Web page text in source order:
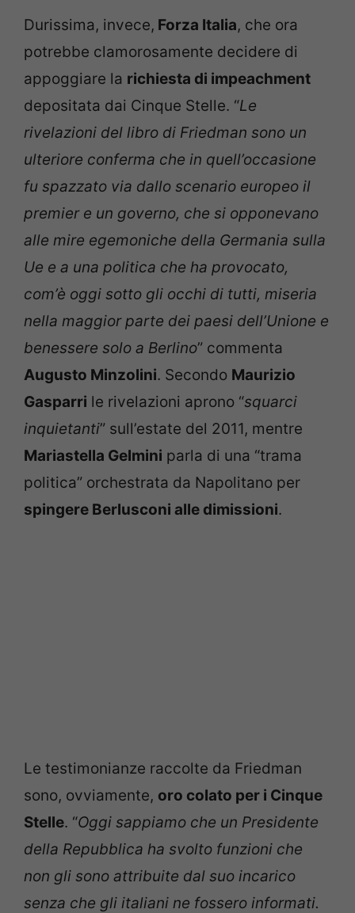
Durissima, invece, Forza Italia, che ora
potrebbe clamorosamente decidere di
appoggiare la richiesta di impeachment
depositata dai Cinque Stelle. “Le
rivelazioni del libro di Friedman sono un
ulteriore conferma che in quell’occasione
fu spazzato via dallo scenario europeo il
premier e un governo, che si opponevano
alle mire egemoniche della Germania sulla
Ue e a una politica che ha provocato,
com’è oggi sotto gli occhi di tutti, miseria
nella maggior parte dei paesi dell’Unione e
benessere solo a Berlino” commenta
Augusto Minzolini. Secondo Maurizio
Gasparri le rivelazioni aprono “squarci
inquietanti” sull’estate del 2011, mentre
Mariastella Gelmini parla di una “trama
politica” orchestrata da Napolitano per
spingere Berlusconi alle dimissioni.
Le testimonianze raccolte da Friedman
sono, ovviamente, oro colato per i Cinque
Stelle. “Oggi sappiamo che un Presidente
della Repubblica ha svolto funzioni che
non gli sono attribuite dal suo incarico
senza che gli italiani ne fossero informati.